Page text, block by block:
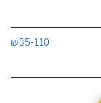
₪35-110